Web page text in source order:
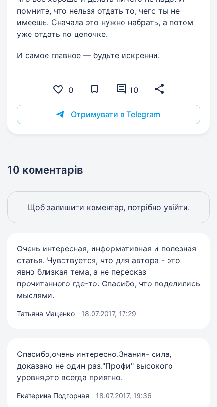
помните, что нельзя отдать то, чего ты не
имеешь. Сначала это нужно набрать, а потом
уже отдать по цепочке.
И самое главное — будьте искренни.
0 10
Отримувати в Telegram
10 коментарів
Щоб залишити коментар, потрібно увійти.
Очень интересная, информативная и полезная
статья. Чувствуется, что для автора - это
явно близкая тема, а не пересказ
прочитанного где-то. Спасибо, что поделились
мыслями.
Татьяна Маценко 18.07.2017, 17:29
Спасибо,очень интересно.Знания- сила,
доказано не один раз."Профи" высокого
уровня,это всегда приятно.
Екатерина Подгорная 18.07.2017, 19:36